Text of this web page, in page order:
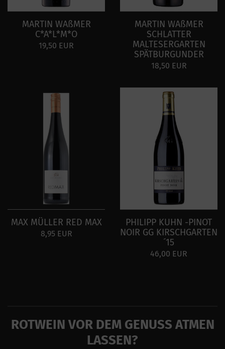
MARTIN WAßMER
C*A*L*M*O
19,50 EUR
MARTIN WAßMER
SCHLATTER
MALTESERGARTEN
SPÄTBURGUNDER
18,50 EUR
MAX MÜLLER RED MAX
8,95 EUR
PHILIPP KUHN -PINOT
NOIR GG KIRSCHGARTEN
´15
46,00 EUR
ROTWEIN VOR DEM GENUSS ATMEN
LASSEN?